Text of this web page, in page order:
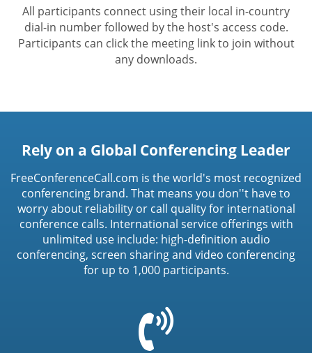
All participants connect using their local in-country
dial-in number followed by the host's access code.
Participants can click the meeting link to join without
any downloads.
Rely on a Global Conferencing Leader
FreeConferenceCall.com is the world's most recognized
conferencing brand. That means you don''t have to
worry about reliability or call quality for international
conference calls. International service offerings with
unlimited use include: high-definition audio
conferencing, screen sharing and video conferencing
for up to 1,000 participants.
t('common.phone_icon')